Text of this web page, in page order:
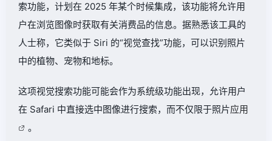
索功能，计划在 2025 年某个时候集成，该功能将允许用
户在浏览图像时获取有关消费品的信息。据熟悉该工具的
人士称，它类似于 Siri 的“视觉查找”功能，可以识别照片
中的植物、宠物和地标。
这项视觉搜索功能可能会作为系统级功能出现，允许用户
在 Safari 中直接选中图像进行搜索，而不仅限于照片应用
。